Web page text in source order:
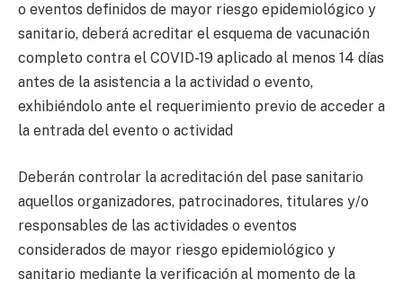
o eventos definidos de mayor riesgo epidemiológico y
sanitario, deberá acreditar el esquema de vacunación
completo contra el COVID-19 aplicado al menos 14 días
antes de la asistencia a la actividad o evento,
exhibiéndolo ante el requerimiento previo de acceder a
la entrada del evento o actividad
Deberán controlar la acreditación del pase sanitario
aquellos organizadores, patrocinadores, titulares y/o
responsables de las actividades o eventos
considerados de mayor riesgo epidemiológico y
sanitario mediante la verificación al momento de la